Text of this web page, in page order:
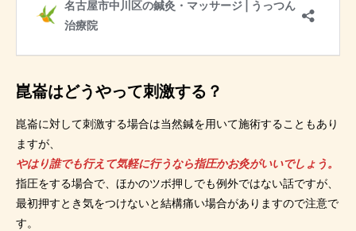
崑崙はどうやって刺激する？
崑崙に対して刺激する場合は当然鍼を用いて施術することもあり
ますが、
やはり誰でも行えて気軽に行うなら指圧かお灸がいいでしょう。
指圧をする場合で、ほかのツボ押しでも例外ではない話ですが、
最初押すとき気をつけないと結構痛い場合がありますので注意で
す。